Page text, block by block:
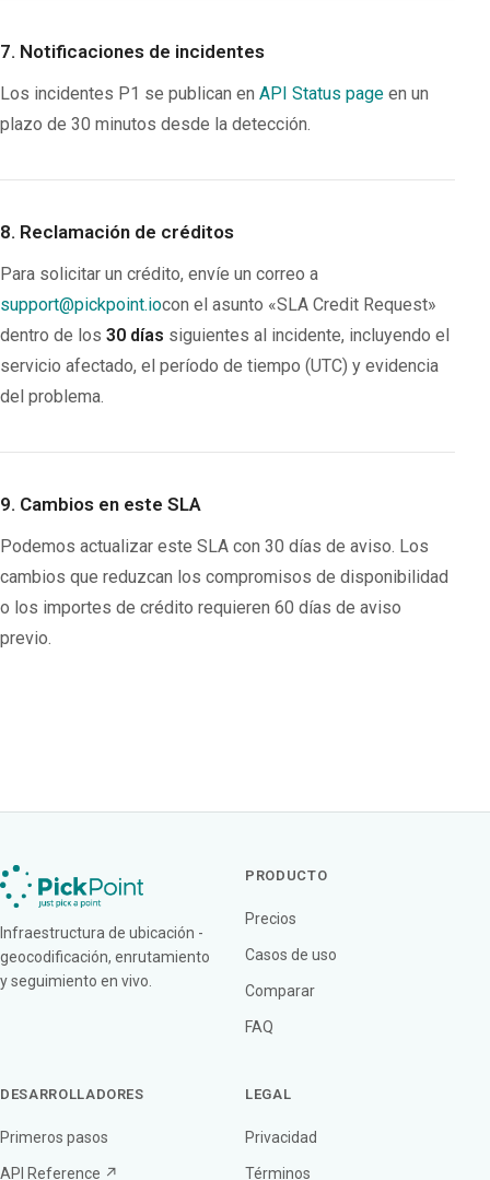
7. Notificaciones de incidentes
Los incidentes P1 se publican en API Status page en un
plazo de 30 minutos desde la detección.
8. Reclamación de créditos
Para solicitar un crédito, envíe un correo a
support@pickpoint.iocon el asunto «SLA Credit Request»
dentro de los 30 días siguientes al incidente, incluyendo el
servicio afectado, el período de tiempo (UTC) y evidencia
del problema.
9. Cambios en este SLA
Podemos actualizar este SLA con 30 días de aviso. Los
cambios que reduzcan los compromisos de disponibilidad
o los importes de crédito requieren 60 días de aviso
previo.
Infraestructura de ubicación -
geocodificación, enrutamiento
y seguimiento en vivo.
PRODUCTO
Precios
Casos de uso
Comparar
FAQ
DESARROLLADORES
Primeros pasos
API Reference ↗
LEGAL
Privacidad
Términos